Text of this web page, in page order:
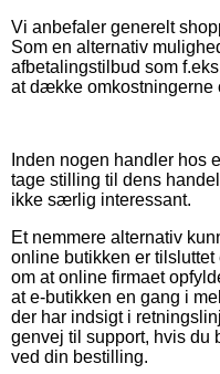
Vi anbefaler generelt
Som en alternativ
afbetalingstilbud som
at dække
Inden nogen handler hos
tage stilling til dens
ikke særlig interessant.
Et nemmere alternativ
online butikken er
om at online firmaet
at e-butikken en gang i
der har indsigt i
genvej til support, hvis du
ved din bestilling.